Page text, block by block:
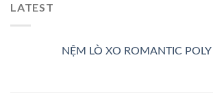
LATEST
NỆM LÒ XO ROMANTIC POLY